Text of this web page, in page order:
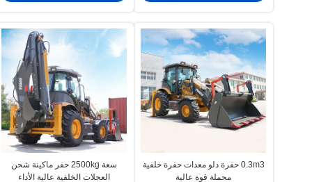
0.3m3 حفرة دلو معدات حفرة خلفية
محملة قوة عالية
سعة 2500kg حفر ماكينة شحن
العجلات الخلفية عالية الأداء